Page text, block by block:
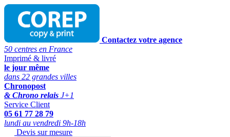
Contactez votre agence
50 centres en France
Imprimé & livré
le jour même
dans 22 grandes villes
Chronopost
& Chrono relais J+1
Service Client
05 61 77 28 79
lundi au vendredi 9h-18h
Devis sur mesure